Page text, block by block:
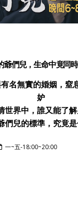
爺們兒，生命中竟同
名無實的婚姻，窒
妒
世界中，誰又能了
們兒的標準，究竟是
一~五-18:00~20:00